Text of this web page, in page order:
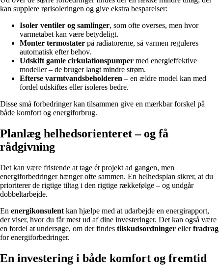
kan supplere rørisoleringen og give ekstra besparelser:
Isoler ventiler og samlinger, som ofte overses, men hvor
varmetabet kan være betydeligt.
Monter termostater på radiatorerne, så varmen reguleres
automatisk efter behov.
Udskift gamle cirkulationspumper med energieffektive
modeller – de bruger langt mindre strøm.
Efterse varmtvandsbeholderen – en ældre model kan med
fordel udskiftes eller isoleres bedre.
Disse små forbedringer kan tilsammen give en mærkbar forskel på
både komfort og energiforbrug.
Planlæg helhedsorienteret – og få
rådgivning
Det kan være fristende at tage ét projekt ad gangen, men
energiforbedringer hænger ofte sammen. En helhedsplan sikrer, at du
prioriterer de rigtige tiltag i den rigtige rækkefølge – og undgår
dobbeltarbejde.
En energikonsulent kan hjælpe med at udarbejde en energirapport,
der viser, hvor du får mest ud af dine investeringer. Det kan også være
en fordel at undersøge, om der findes tilskudsordninger ellerfradrag
for energiforbedringer.
En investering i både komfort og fremtid